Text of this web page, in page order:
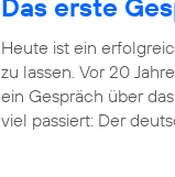
Das erste
Heute ist ein
zu lassen. Vor 20
ein Gespräch über
viel passiert: Der